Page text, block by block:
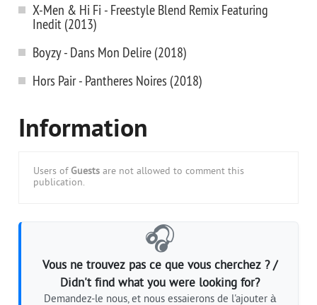
X-Men & Hi Fi - Freestyle Blend Remix Featuring
Inedit (2013)
Boyzy - Dans Mon Delire (2018)
Hors Pair - Pantheres Noires (2018)
Information
Users of Guests are not allowed to comment this
publication.
🎧
Vous ne trouvez pas ce que vous cherchez ? /
Didn't find what you were looking for?
Demandez-le nous, et nous essaierons de l'ajouter à